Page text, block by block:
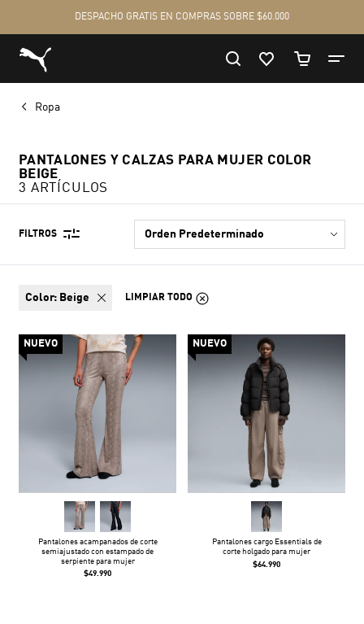
Ropa
PANTALONES Y CALZAS PARA MUJER COLOR
BEIGE
3 ARTÍCULOS
FILTROS
color: Beige LIMPIAR TODO
NUEVO
Pantalones acampanados de corte
semiajustado con estampado de
serpiente para mujer
$49.990
NUEVO
Pantalones cargo Essentials de
corte holgado para mujer
$64.990